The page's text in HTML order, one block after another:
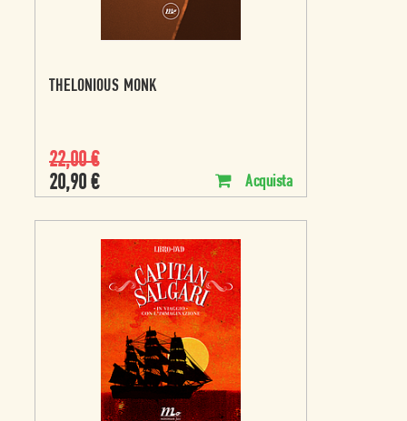
THELONIOUS MONK
22,00€
20,90 € Acquista